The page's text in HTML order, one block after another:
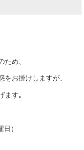
ため、
お掛けしますが、
ます｡
）